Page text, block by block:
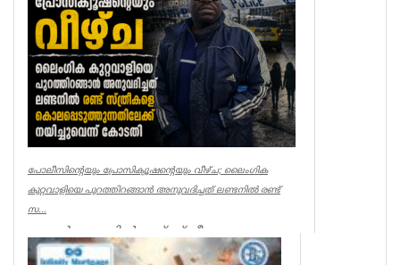
പോലീസിന്റെയും പ്രോസിക്യൂഷന്റെയും വീഴ്ച; ലൈംഗിക
കുറ്റവാളിയെ പുറത്തിറങ്ങാൻ അനുവദിച്ചത് ലണ്ടനിൽ രണ്ട്
സ...
ലണ്ടൻ: ലണ്ടനിൽ രണ്ട് സ്ത്രീകളെ
കൊലപ്പെടുത്തിയ സംഭവത്തിൽ